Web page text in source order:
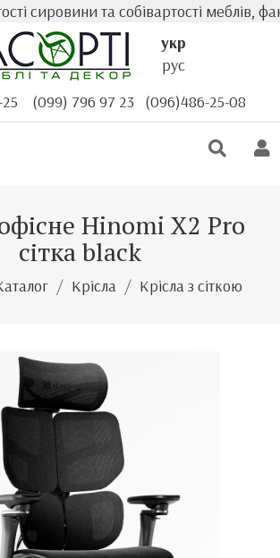
та собівартості меблів,
укр
рус
(099) 796 97 23 (096)486-25-08
Hinomi X2 Pro
cітка black
Крісла Крісла з сіткою